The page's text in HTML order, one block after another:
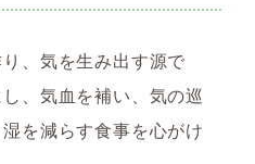
、気を生み出す源で
、気血を補い、気の巡
を減らす食事を心がけ